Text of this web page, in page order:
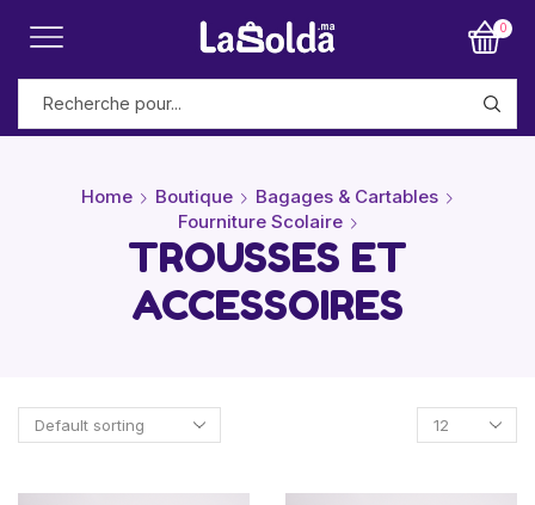
0
Home Boutique
Bagages & Cartables
Fourniture Scolaire
TROUSSES ET
ACCESSOIRES